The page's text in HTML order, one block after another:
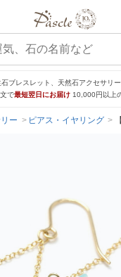
ブレスレット、天然石アクセサリ
で最短翌日にお届け 10,000円以上
ー ピアス・イヤリング